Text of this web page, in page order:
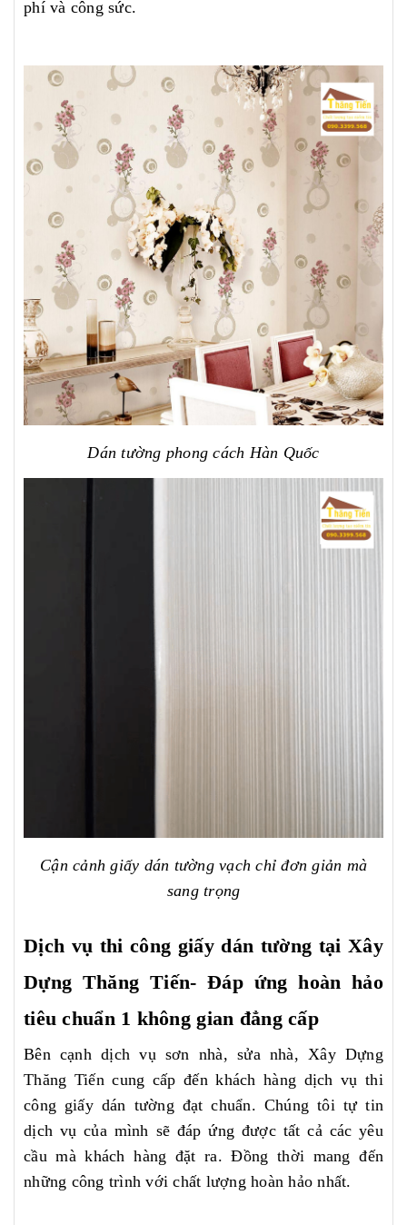
phí và công sức.
Dán tường phong cách Hàn Quốc
Cận cảnh giấy dán tường vạch chỉ đơn giản mà
sang trọng
Dịch vụ thi công giấy dán tường tại Xây
Dựng Thăng Tiến- Đáp ứng hoàn hảo
tiêu chuẩn 1 không gian đẳng cấp
Bên cạnh dịch vụ sơn nhà, sửa nhà, Xây Dựng
Thăng Tiến cung cấp đến khách hàng dịch vụ thi
công giấy dán tường đạt chuẩn. Chúng tôi tự tin
dịch vụ của mình sẽ đáp ứng được tất cả các yêu
cầu mà khách hàng đặt ra. Đồng thời mang đến
những công trình với chất lượng hoàn hảo nhất.